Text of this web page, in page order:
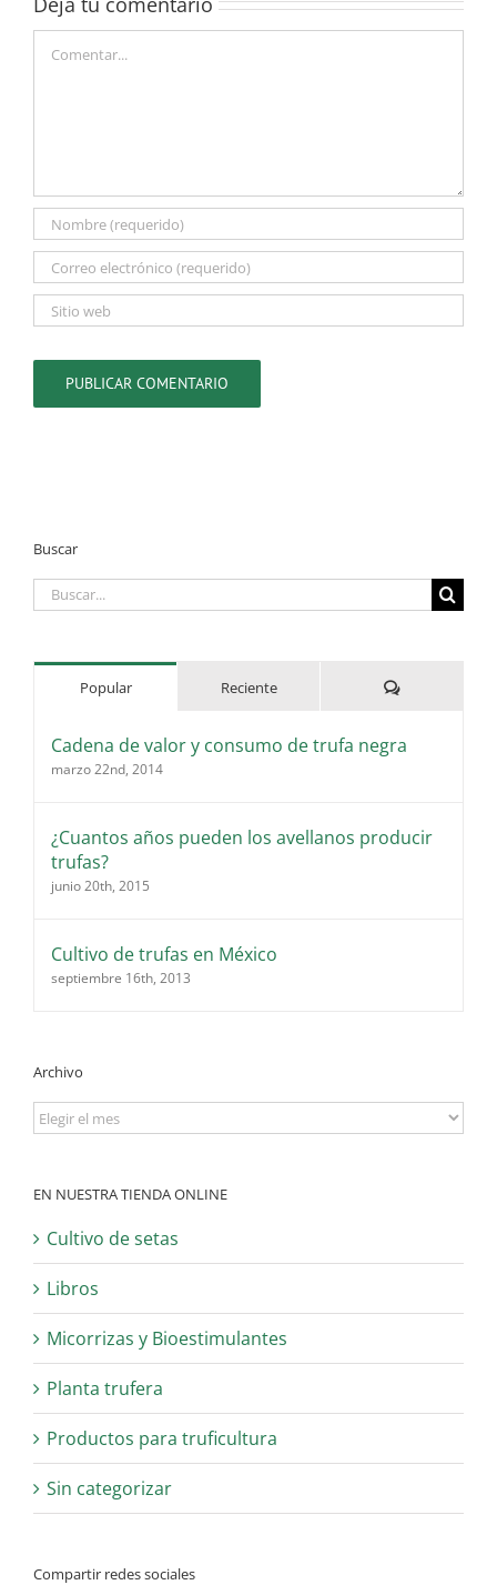
Buscar
Buscar:
Popular Reciente Comentarios
Cadena de valor y consumo de trufa negra
marzo 22nd, 2014
¿Cuantos años pueden los avellanos producir
trufas?
junio 20th, 2015
Cultivo de trufas en México
septiembre 16th, 2013
Archivo
Archivo
EN NUESTRA TIENDA ONLINE
Cultivo de setas
Libros
Micorrizas y Bioestimulantes
Planta trufera
Productos para truficultura
Sin categorizar
Compartir redes sociales